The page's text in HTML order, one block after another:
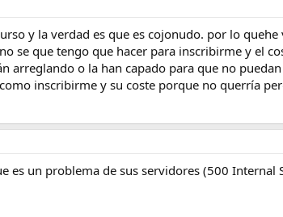
y la verdad es que es cojonudo. por lo
se que tengo que hacer para inscribirme y el
arreglando o la han capado para que no
inscribirme y su coste porque no querría
es un problema de sus servidores (500